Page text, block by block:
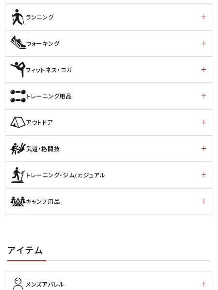
ランニング
ウォーキング
フィットネス・ヨガ
トレーニング用品
アウトドア
武道・格闘技
トレーニング・ジム/カジュアル
キャンプ用品
アイテム
メンズアパレル